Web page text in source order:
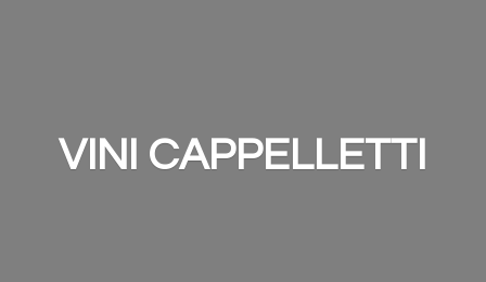
VINI CAPPELLETTI